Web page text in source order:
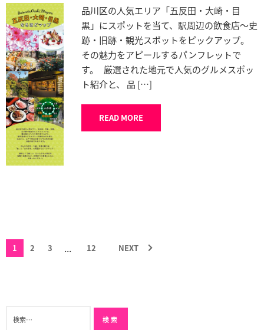
品川区の人気エリア「五反田・大崎・目
黒」にスポットを当て、駅周辺の飲食店～史
跡・旧跡・観光スポットをピックアップ。
その魅力をアピールするパンフレットで
す。 厳選された地元で人気のグルメスポッ
ト紹介と、 品 […]
READ MORE
1 2 3 ... 12 NEXT